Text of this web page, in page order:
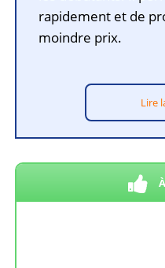
rapidement et de
moindre prix.
Lire